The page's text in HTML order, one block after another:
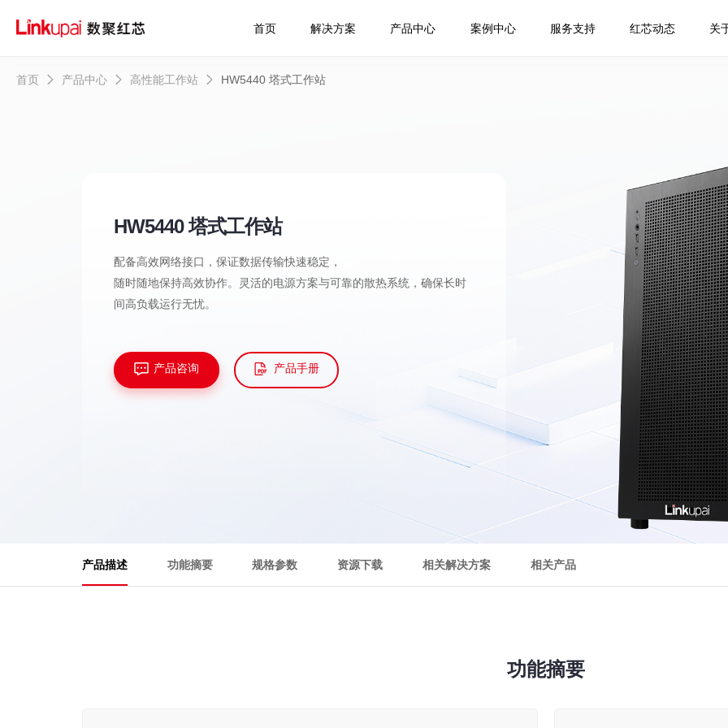
首页 解决方案 产品中心 案例中心 服务支持 红芯动态 关
首页 产品中心 高性能工作站 HW5440 塔式工作站
HW5440 塔式工作站
配备高效网络接口，保证数据传输快速稳定，
随时随地保持高效协作。灵活的电源方案与可靠的散热系统，确保长时
间高负载运行无忧。
产品咨询 产品手册
产品描述 功能摘要 规格参数 资源下载 相关解决方案 相关产品
功能摘要